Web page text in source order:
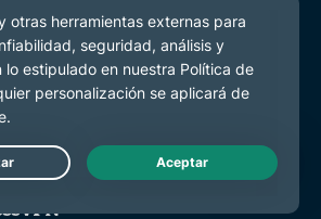
Live Chat